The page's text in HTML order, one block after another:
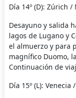
Día 14º (D): Zúrich
Desayuno y salida
lagos de Lugano y
el almuerzo y para
magnífico Duomo,
Continuación de
Día 15º (L):